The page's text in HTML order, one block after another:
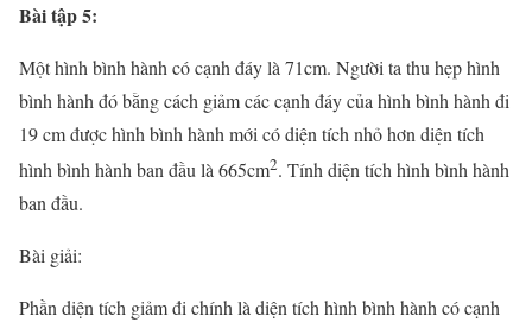
Bài tập 5:
Một hình bình hành có cạnh đáy là 71cm. Người ta thu hẹp hình
bình hành đó bằng cách giảm các cạnh đáy của hình bình hành đi
19 cm được hình bình hành mới có diện tích nhỏ hơn diện tích
hình bình hành ban đầu là 665cm2. Tính diện tích hình bình hành
ban đầu.
Bài giải:
Phần diện tích giảm đi chính là diện tích hình bình hành có cạnh